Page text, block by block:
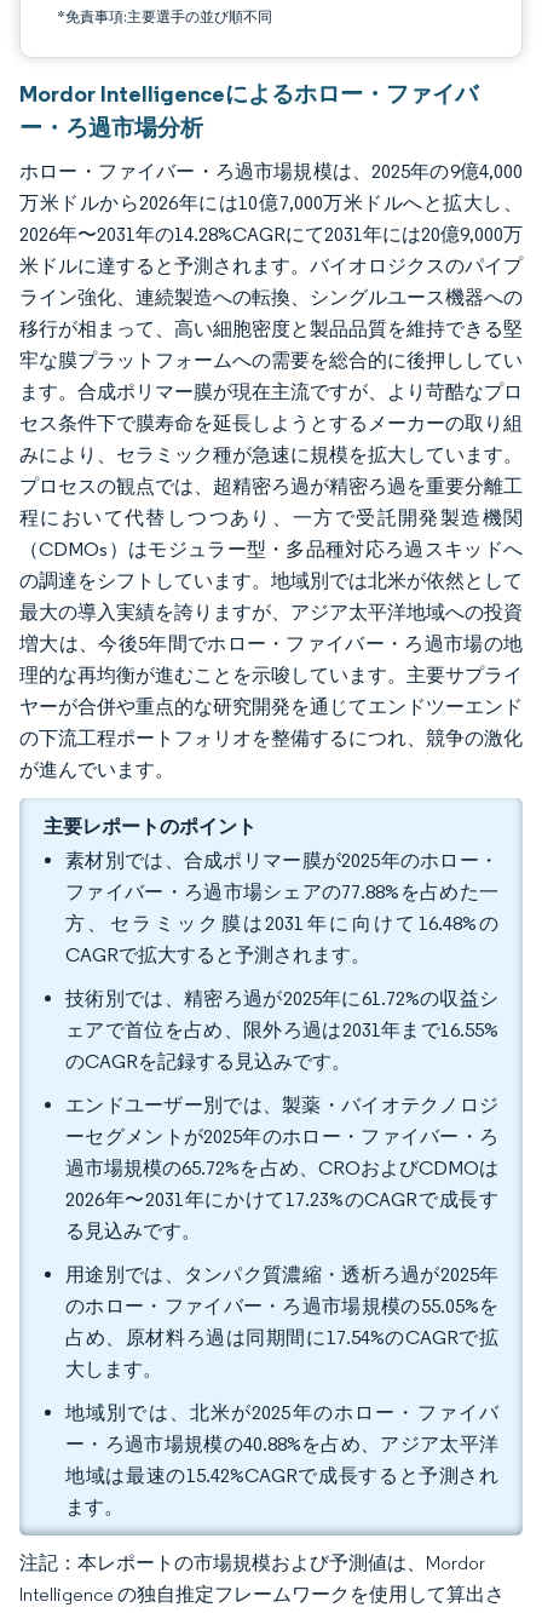
*免責事項:主要選手の並び順不同
Mordor Intelligenceによるホロー・ファイバ
ー・ろ過市場分析
ホロー・ファイバー・ろ過市場規模は、2025年の9億4,000
万米ドルから2026年には10億7,000万米ドルへと拡大し、
2026年〜2031年の14.28%CAGRにて2031年には20億9,000万
米ドルに達すると予測されます。バイオロジクスのパイプ
ライン強化、連続製造への転換、シングルユース機器への
移行が相まって、高い細胞密度と製品品質を維持できる堅
牢な膜プラットフォームへの需要を総合的に後押ししてい
ます。合成ポリマー膜が現在主流ですが、より苛酷なプロ
セス条件下で膜寿命を延長しようとするメーカーの取り組
みにより、セラミック種が急速に規模を拡大しています。
プロセスの観点では、超精密ろ過が精密ろ過を重要分離工
程において代替しつつあり、一方で受託開発製造機関
（CDMOs）はモジュラー型・多品種対応ろ過スキッドへ
の調達をシフトしています。地域別では北米が依然として
最大の導入実績を誇りますが、アジア太平洋地域への投資
増大は、今後5年間でホロー・ファイバー・ろ過市場の地
理的な再均衡が進むことを示唆しています。主要サプライ
ヤーが合併や重点的な研究開発を通じてエンドツーエンド
の下流工程ポートフォリオを整備するにつれ、競争の激化
が進んでいます。
主要レポートのポイント
素材別では、合成ポリマー膜が2025年のホロー・
ファイバー・ろ過市場シェアの77.88%を占めた一
方、セラミック膜は2031年に向けて16.48%の
CAGRで拡大すると予測されます。
技術別では、精密ろ過が2025年に61.72%の収益シ
ェアで首位を占め、限外ろ過は2031年まで16.55%
のCAGRを記録する見込みです。
エンドユーザー別では、製薬・バイオテクノロジ
ーセグメントが2025年のホロー・ファイバー・ろ
過市場規模の65.72%を占め、CROおよびCDMOは
2026年〜2031年にかけて17.23%のCAGRで成長す
る見込みです。
用途別では、タンパク質濃縮・透析ろ過が2025年
のホロー・ファイバー・ろ過市場規模の55.05%を
占め、原材料ろ過は同期間に17.54%のCAGRで拡
大します。
地域別では、北米が2025年のホロー・ファイバ
ー・ろ過市場規模の40.88%を占め、アジア太平洋
地域は最速の15.42%CAGRで成長すると予測され
ます。
注記：本レポートの市場規模および予測値は、Mordor
Intelligence の独自推定フレームワークを使用して算出さ